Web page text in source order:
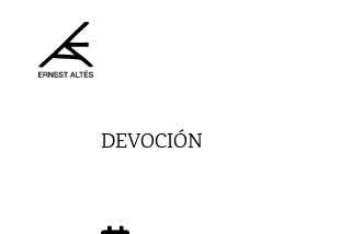
contenu
DEVOCIÓN